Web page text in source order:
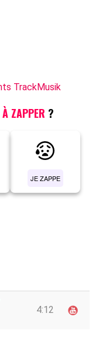
TrackMusik
À ZAPPER ?
JE ZAPPE
4:12